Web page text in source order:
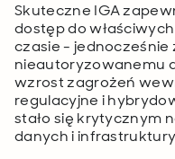
Skuteczne IGA
dostęp do
czasie - jednocześnie
nieautoryzowanemu
wzrost zagrożeń
regulacyjne i
stało się krytycznym
danych i